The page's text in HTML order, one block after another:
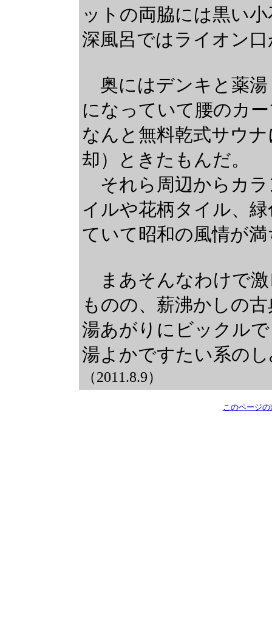
ットの両脇には黒い
深風呂ではライオン
奥にはデンキと薬湯
になっていて腰のカ
なんと無料乾式サウ
却）ときたもんだ。
それら周辺からカラ
イルや花柄タイル、
ていて昭和の風情が
まあそんなわけで
ものの、薪沸かしの
湯あがりにビックル
湯よかですたい系の
（2011.8.9）
このページの